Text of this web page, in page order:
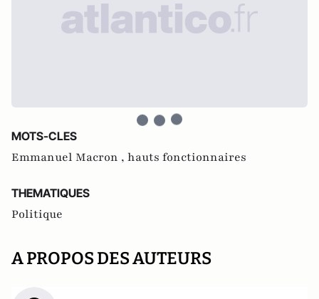
MOTS-CLES
Emmanuel Macron , hauts fonctionnaires
THEMATIQUES
Politique
A PROPOS DES AUTEURS